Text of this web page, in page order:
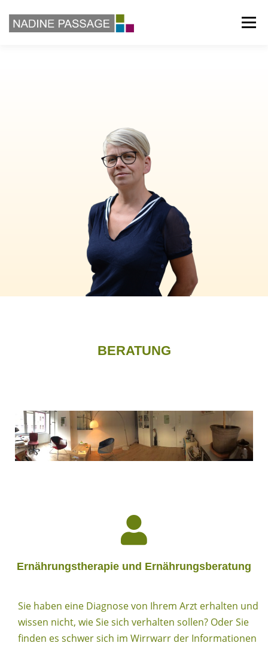
Menü
KONTAKT & IMPRESSUM
BERATUNG
Ernährungstherapie und Ernährungsberatung
Sie haben eine Diagnose von Ihrem Arzt erhalten und
wissen nicht, wie Sie sich verhalten sollen? Oder Sie
finden es schwer sich im Wirrwarr der Informationen